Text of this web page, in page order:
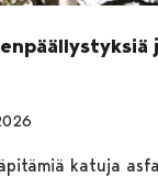
katuja